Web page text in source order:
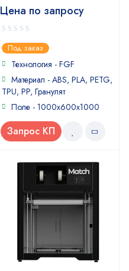
Цена по запросу
0
out
of
Под заказ
Технология - FGF
Материал - ABS, PLA, PETG,
TPU, PP, Гранулят
Поле - 1000х600х1000
Запрос КП